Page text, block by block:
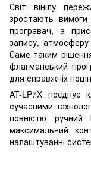
Світ вінілу
зростають
програвач, а
запису, атмосферу
Саме таким
флагманський
для справжніх
AT-LP7X поєднує
сучасними
повністю ручний
максимальний
налаштуванні